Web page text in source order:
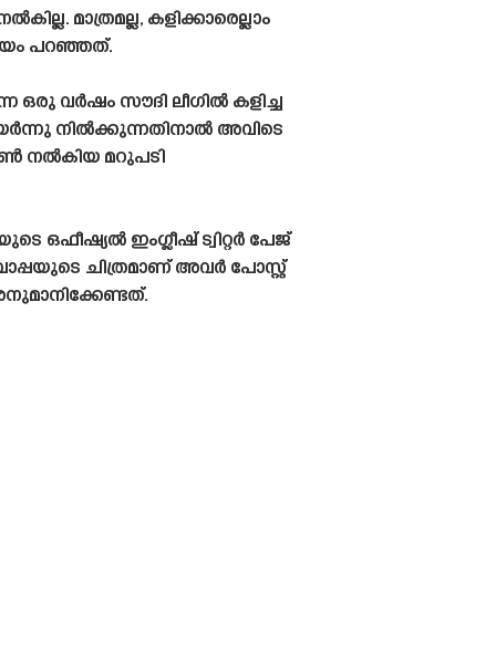
മാത്രമല്ല, കളിക്കാരെല്ലാം
പറഞ്ഞത്.
ഒരു വർഷം സൗദി ലീഗിൽ കളിച്ച
നിൽക്കുന്നതിനാൽ അവിടെ
നൽകിയ മറുപടി
ഇംഗ്ലീഷ് ട്വിറ്റർ പേജ്
ചിത്രമാണ് അവർ പോസ്റ്റ്